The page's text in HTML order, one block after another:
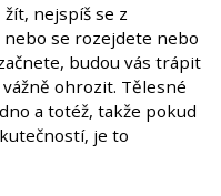
nejspíš se z
se rozejdete nebo
budou vás trápit
ohrozit. Tělesné
a totéž, takže pokud
je to